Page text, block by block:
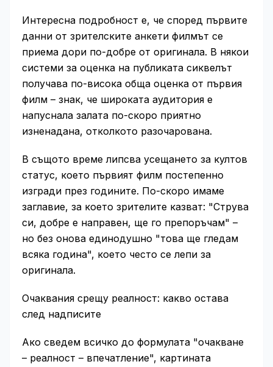
Интересна подробност е, че според първите
данни от зрителските анкети филмът се
приема дори по-добре от оригинала. В някои
системи за оценка на публиката сиквелът
получава по-висока обща оценка от първия
филм – знак, че широката аудитория е
напуснала залата по-скоро приятно
изненадана, отколкото разочарована.
В същото време липсва усещането за култов
статус, което първият филм постепенно
изгради през годините. По-скоро имаме
заглавие, за което зрителите казват: "Струва
си, добре е направен, ще го препоръчам" –
но без онова единодушно "това ще гледам
всяка година", което често се лепи за
оригинала.
Очаквания срещу реалност: какво остава
след надписите
Ако сведем всичко до формулата "очакване
– реалност – впечатление", картината